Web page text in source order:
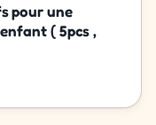
pour une
( 5pcs ,